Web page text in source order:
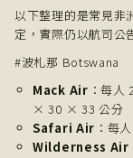
以下整理的是常見非
定，實際仍以航司公
#波札那 Botswana
Mack Air ：每
× 30 × 33 公分
Safari Air ：每
Wilderness Air